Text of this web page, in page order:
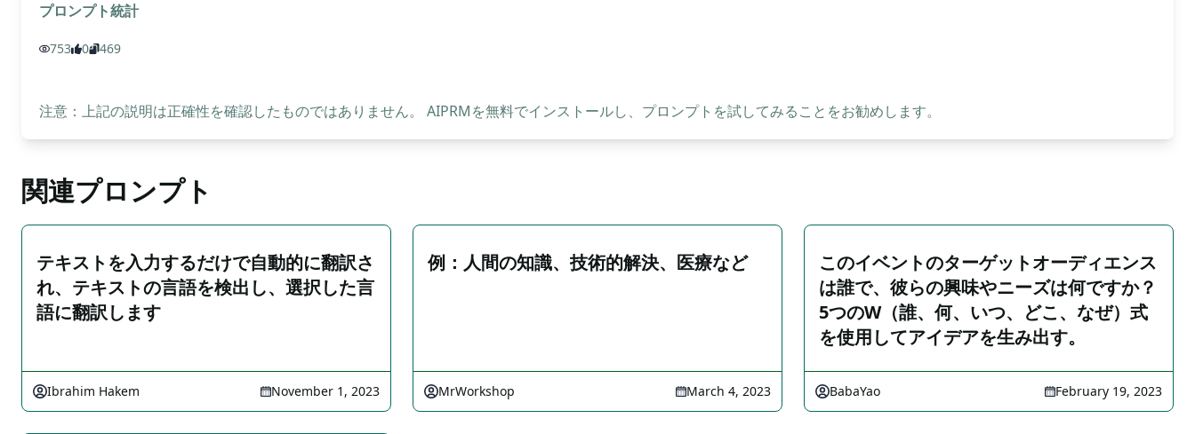
プロンプト統計
753 0 469
注意：上記の説明は正確性を確認したものではありません。 AIPRMを無料でインストールし、プロンプトを試してみることをお勧めします。
関連プロンプト
テキストを入力するだけで自動的に翻訳さ
れ、テキストの言語を検出し、選択した言
語に翻訳します
Ibrahim Hakem November 1, 2023
例：人間の知識、技術的解決、医療など
MrWorkshop March 4, 2023
このイベントのターゲットオーディエンス
は誰で、彼らの興味やニーズは何ですか？
5つのW（誰、何、いつ、どこ、なぜ）式
を使用してアイデアを生み出す。
BabaYao February 19, 2023